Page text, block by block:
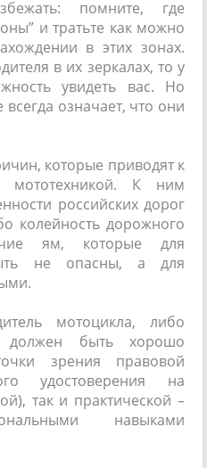
помните, где
и тратьте как можно
в этих зонах.
в их зеркалах, то у
увидеть вас. Но
означает, что они
которые приводят к
К ним
российских дорог
колейность дорожного
ям, которые для
не опасны, а для
мотоцикла, либо
должен быть хорошо
зрения правовой
удостоверения на
так и практической –
навыками